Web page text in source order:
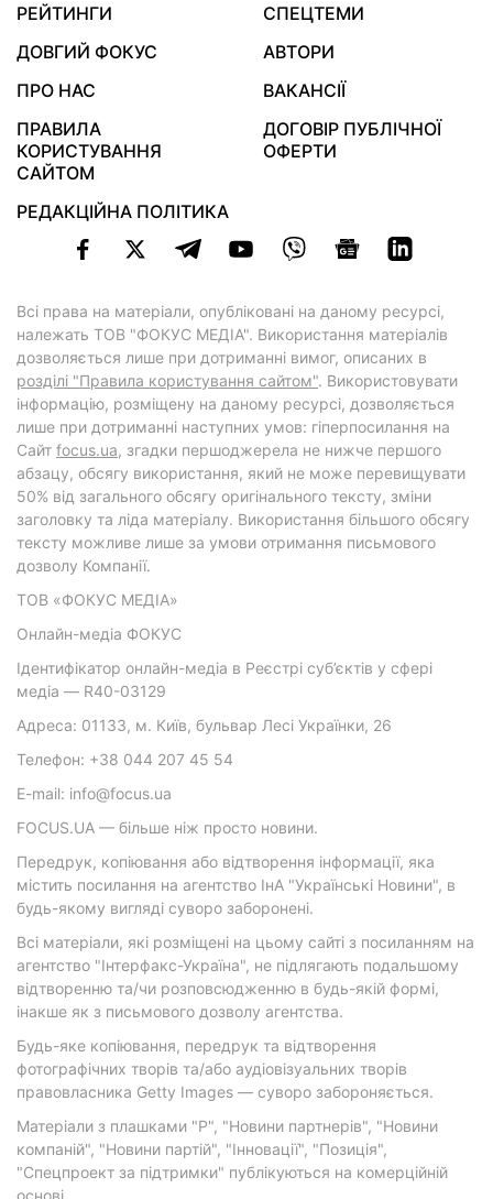
РЕЙТИНГИ
СПЕЦТЕМИ
ДОВГИЙ ФОКУС
АВТОРИ
ПРО НАС
ВАКАНСІЇ
ПРАВИЛА
КОРИСТУВАННЯ
САЙТОМ
ДОГОВІР ПУБЛІЧНОЇ
ОФЕРТИ
РЕДАКЦІЙНА ПОЛІТИКА
Всі права на матеріали, опубліковані на даному ресурсі,
належать ТОВ "ФОКУС МЕДІА". Використання матеріалів
дозволяється лише при дотриманні вимог, описаних в
розділі "Правила користування сайтом". Використовувати
інформацію, розміщену на даному ресурсі, дозволяється
лише при дотриманні наступних умов: гіперпосилання на
Cайт focus.ua, згадки першоджерела не нижче першого
абзацу, обсягу використання, який не може перевищувати
50% від загального обсягу оригінального тексту, зміни
заголовку та ліда матеріалу. Використання більшого обсягу
тексту можливе лише за умови отримання письмового
дозволу Компанії.
ТОВ «ФОКУС МЕДІА»
Онлайн-медіа ФОКУС
Ідентифікатор онлайн-медіа в Реєстрі суб’єктів у сфері
медіа — R40-03129
Адреса: 01133, м. Київ, бульвар Лесі Українки, 26
Телефон: +38 044 207 45 54
E-mail: info@focus.ua
FOCUS.UA — більше ніж просто новини.
Передрук, копіювання або відтворення інформації, яка
містить посилання на агентство ІнА "Українські Новини", в
будь-якому вигляді суворо заборонені.
Всі матеріали, які розміщені на цьому сайті з посиланням на
агентство "Інтерфакс-Україна", не підлягають подальшому
відтворенню та/чи розповсюдженню в будь-якій формі,
інакше як з письмового дозволу агентства.
Будь-яке копіювання, передрук та відтворення
фотографічних творів та/або аудіовізуальних творів
правовласника Getty Images — суворо забороняється.
Матеріали з плашками "Р", "Новини партнерів", "Новини
компаній", "Новини партій", "Інновації", "Позиція",
"Спецпроект за підтримки" публікуються на комерційній
основі.